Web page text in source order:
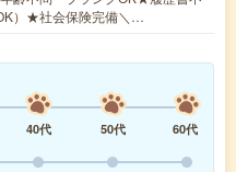
）★社会保険完備＼…
40代 50代
60代